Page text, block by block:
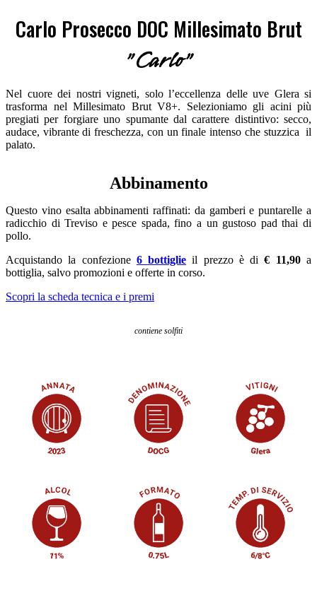
Carlo Prosecco DOC Millesimato Brut
"Carlo"
Nel cuore dei nostri vigneti, solo l’eccellenza delle uve Glera si
trasforma nel Millesimato Brut V8+. Selezioniamo gli acini più
pregiati per forgiare uno spumante dal carattere distintivo: secco,
audace, vibrante di freschezza, con un finale intenso che stuzzica il
palato.
Abbinamento
Questo vino esalta abbinamenti raffinati: da gamberi e puntarelle a
radicchio di Treviso e pesce spada, fino a un gustoso pad thai di
pollo.
Acquistando la confezione 6 bottiglie il prezzo è di€ 11,90a
bottiglia, salvo promozioni e offerte in corso.
Scopri la scheda tecnica e i premi
contiene solfiti